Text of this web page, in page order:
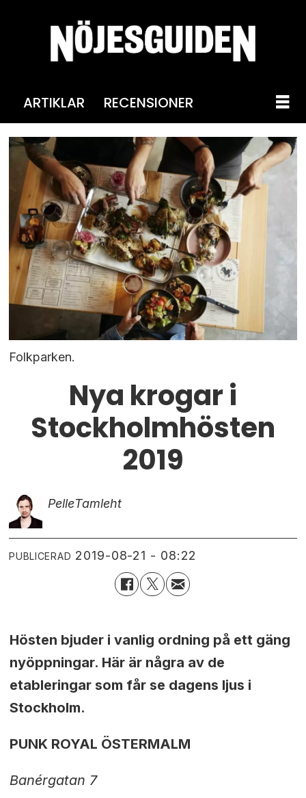
ARTIKLAR RECENSIONER
Folkparken.
Nya krogar i
Stockholmhösten
2019
PelleTamleht
PUBLICERAD 2019-08-21 - 08:22
Hösten bjuder i vanlig ordning på ett gäng
nyöppningar. Här är några av de
etableringar som får se dagens ljus i
Stockholm.
PUNK ROYAL ÖSTERMALM
Banérgatan 7